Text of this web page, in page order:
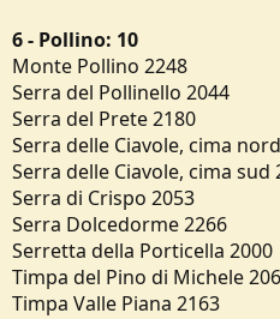
6 - Pollino: 10
Monte Pollino 2248
Serra del Pollinello 2044
Serra del Prete 2180
Serra delle Ciavole, cima
Serra delle Ciavole, cima sud
Serra di Crispo 2053
Serra Dolcedorme 2266
Serretta della Porticella 2000
Timpa del Pino di Michele
Timpa Valle Piana 2163